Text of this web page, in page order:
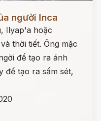
người Inca
Ilyap'a hoặc
thời tiết. Ông mặc
để tạo ra ánh
để tạo ra sấm sét,